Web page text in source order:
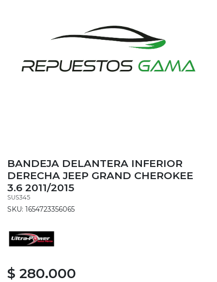
BANDEJA DELANTERA INFERIOR
DERECHA JEEP GRAND CHEROKEE
3.6 2011/2015
SUS345
SKU: 1654723356065
$ 280.000